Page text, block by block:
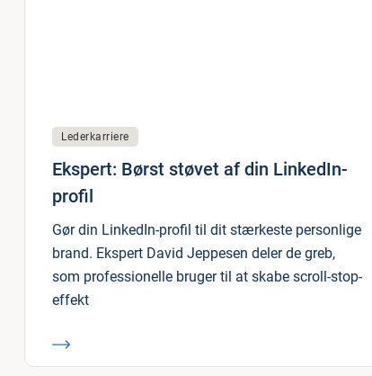
Lederkarriere
Ekspert: Børst støvet af din LinkedIn-
profil
Gør din LinkedIn-profil til dit stærkeste personlige
brand. Ekspert David Jeppesen deler de greb,
som professionelle bruger til at skabe scroll-stop-
effekt